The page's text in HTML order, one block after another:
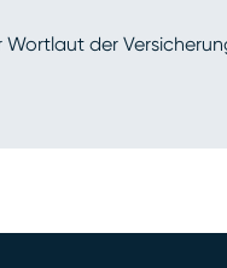
Wortlaut der